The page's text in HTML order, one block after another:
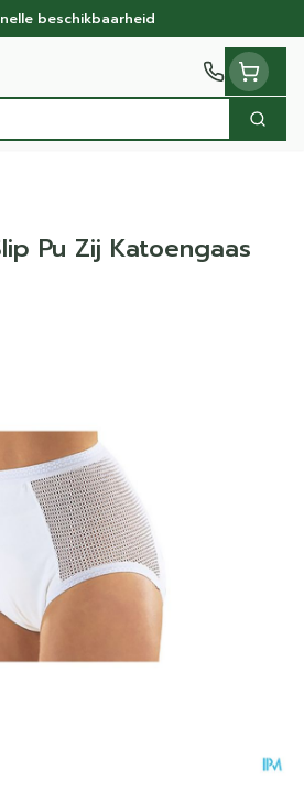
beschikbaarheid
Zoek
Pu Zij Katoengaas